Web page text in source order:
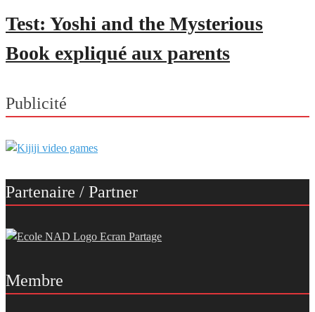
Test: Yoshi and the Mysterious
Book expliqué aux parents
Publicité
Partenaire / Partner
Membre